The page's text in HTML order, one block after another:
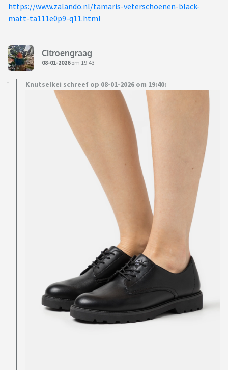
https://www.zalando.nl/tamaris-veterschoenen-black-
matt-ta111e0p9-q11.html
Citroengraag
08-01-2026om 19:43
Knutselkei schreef op 08-01-2026 om 19:40: